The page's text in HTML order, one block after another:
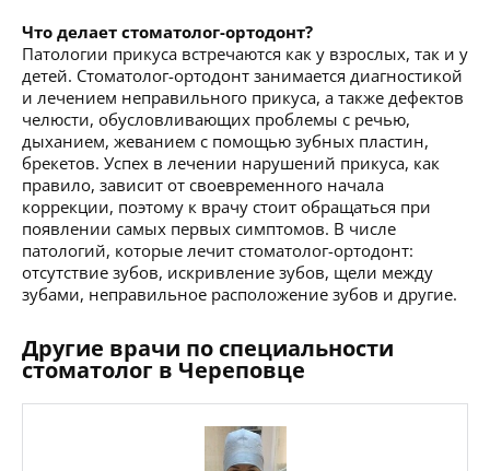
Что делает стоматолог-ортодонт?
Патологии прикуса встречаются как у взрослых, так и у
детей. Стоматолог-ортодонт занимается диагностикой
и лечением неправильного прикуса, а также дефектов
челюсти, обусловливающих проблемы с речью,
дыханием, жеванием с помощью зубных пластин,
брекетов. Успех в лечении нарушений прикуса, как
правило, зависит от своевременного начала
коррекции, поэтому к врачу стоит обращаться при
появлении самых первых симптомов. В числе
патологий, которые лечит стоматолог-ортодонт:
отсутствие зубов, искривление зубов, щели между
зубами, неправильное расположение зубов и другие.
Другие врачи по специальности
стоматолог в Череповце